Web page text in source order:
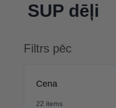
SUP dēļi
Filtrs pēc
Cena
22 items